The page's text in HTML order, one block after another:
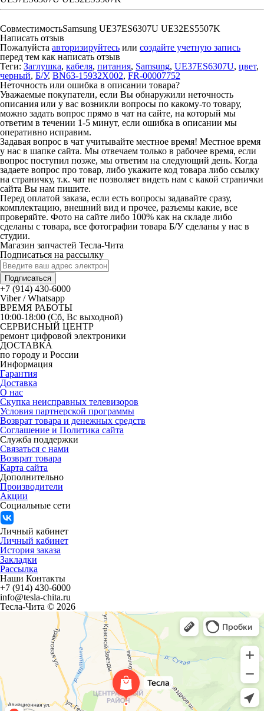
СовместимостьSamsung UE37ES6307U UE32ES5507K
Написать отзыв
Пожалуйста авторизируйтесь или создайте учетную запись
перед тем как написать отзыв
Теги: Заглушка, кабеля, питания, Samsung, UE37ES6307U, цвет,
черный, Б/У, BN63-15932X002, FR-00007752
Неточность или ошибка в описании товара?
Уважаемые покупатели, если Вы обнаружили неточность
описания или у вас возникли вопросы по какому-то товару,
можно задать вопрос прямо в чат на сайте, на который мы
ответим в течении 1-5 минут, если ошибка в описании мы
оперативно исправим.
Задавая вопрос в чат учитывайте местное время! Местное время
у нас в шапке сайта. Мы отвечаем только в рабочее время, если
вопрос поступил позже, мы ответим на следующий день. Когда
задаете вопрос про товар, либо укажите код товара либо ссылку
на страничку, т.к. чат не позволяет видеть нам с какой странички
сайта Вы нам пишите.
Перед оплатой заказа, если есть вопросы задавайте сразу,
комплектацию, внешний вид и прочее, разъемы какие, все
проверяйте. Фото на сайте либо 100% как на складе либо
сделаны с товара, все фотографии товара Б/У сделаны у нас в
студии.
Магазин запчастей Тесла-Чита
Подписаться на рассылку
Подписаться
+7 (914) 430-6000
Viber / Whatsapp
ВРЕМЯ РАБОТЫ
10:00-18:00 (Сб, Вс выходной)
СЕРВИСНЫЙ ЦЕНТР
ремонт цифровой электроники
ДОСТАВКА
по городу и России
Информация
Гарантия
Доставка
О нас
Скупка неисправных телевизоров
Условия партнерской программы
Возврат товара и денежных средств
Соглашение и Политика сайта
Служба поддержки
Связаться с нами
Возврат товара
Карта сайта
Дополнительно
Производители
Акции
Социальные сети
Личный кабинет
Личный кабинет
История заказа
Закладки
Рассылка
Наши Контакты
+7 (914) 430-6000
info@tesla-chita.ru
Тесла-Чита © 2026